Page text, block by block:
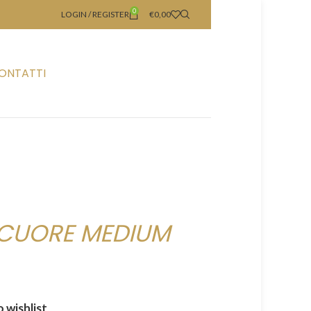
LOGIN / REGISTER 0 €0,00
MEDIUM
wishlist